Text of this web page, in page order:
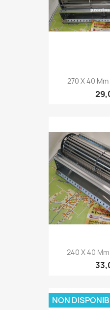
270 X 40
240 X 40
NON